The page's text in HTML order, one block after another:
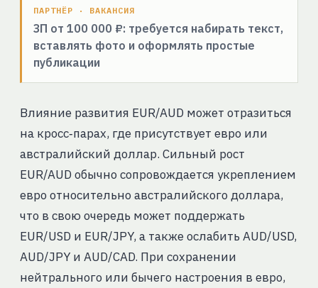
ПАРТНЁР · ВАКАНСИЯ
ЗП от 100 000 ₽: требуется набирать текст,
вставлять фото и оформлять простые
публикации
Влияние развития EUR/AUD может отразиться
на кросс‑парах, где присутствует евро или
австралийский доллар. Сильный рост
EUR/AUD обычно сопровождается укреплением
евро относительно австралийского доллара,
что в свою очередь может поддержать
EUR/USD и EUR/JPY, а также ослабить AUD/USD,
AUD/JPY и AUD/CAD. При сохранении
нейтрального или бычего настроения в евро,